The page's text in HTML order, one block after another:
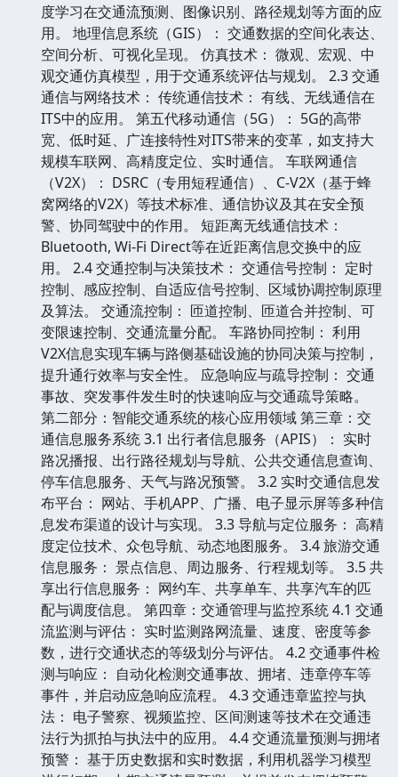
度学习在交通流预测、图像识别、路径规划等方面的应
用。 地理信息系统（GIS）： 交通数据的空间化表达、
空间分析、可视化呈现。 仿真技术： 微观、宏观、中
观交通仿真模型，用于交通系统评估与规划。 2.3 交通
通信与网络技术： 传统通信技术： 有线、无线通信在
ITS中的应用。 第五代移动通信（5G）： 5G的高带
宽、低时延、广连接特性对ITS带来的变革，如支持大
规模车联网、高精度定位、实时通信。 车联网通信
（V2X）： DSRC（专用短程通信）、C-V2X（基于蜂
窝网络的V2X）等技术标准、通信协议及其在安全预
警、协同驾驶中的作用。 短距离无线通信技术：
Bluetooth, Wi-Fi Direct等在近距离信息交换中的应
用。 2.4 交通控制与决策技术： 交通信号控制： 定时
控制、感应控制、自适应信号控制、区域协调控制原理
及算法。 交通流控制： 匝道控制、匝道合并控制、可
变限速控制、交通流量分配。 车路协同控制： 利用
V2X信息实现车辆与路侧基础设施的协同决策与控制，
提升通行效率与安全性。 应急响应与疏导控制： 交通
事故、突发事件发生时的快速响应与交通疏导策略。
第二部分：智能交通系统的核心应用领域 第三章：交
通信息服务系统 3.1 出行者信息服务（APIS）： 实时
路况播报、出行路径规划与导航、公共交通信息查询、
停车信息服务、天气与路况预警。 3.2 实时交通信息发
布平台： 网站、手机APP、广播、电子显示屏等多种信
息发布渠道的设计与实现。 3.3 导航与定位服务： 高精
度定位技术、众包导航、动态地图服务。 3.4 旅游交通
信息服务： 景点信息、周边服务、行程规划等。 3.5 共
享出行信息服务： 网约车、共享单车、共享汽车的匹
配与调度信息。 第四章：交通管理与监控系统 4.1 交通
流监测与评估： 实时监测路网流量、速度、密度等参
数，进行交通状态的等级划分与评估。 4.2 交通事件检
测与响应： 自动化检测交通事故、拥堵、违章停车等
事件，并启动应急响应流程。 4.3 交通违章监控与执
法： 电子警察、视频监控、区间测速等技术在交通违
法行为抓拍与执法中的应用。 4.4 交通流量预测与拥堵
预警： 基于历史数据和实时数据，利用机器学习模型